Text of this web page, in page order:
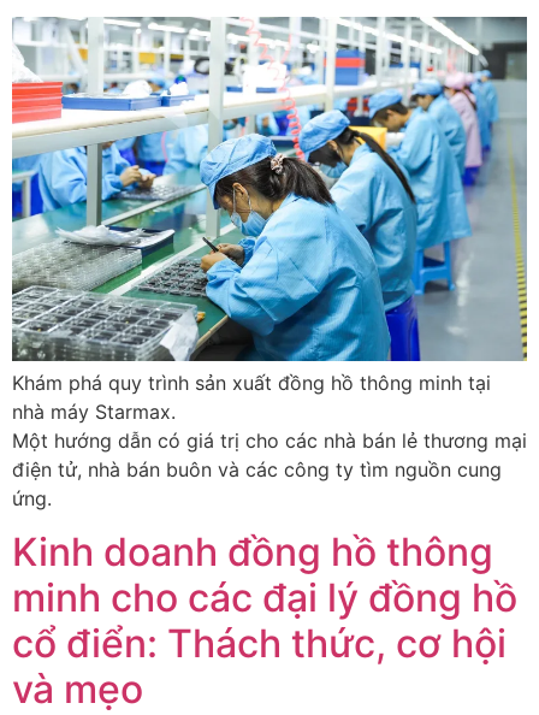
Khám phá quy trình sản xuất đồng hồ thông minh tại
nhà máy Starmax.
Một hướng dẫn có giá trị cho các nhà bán lẻ thương mại
điện tử, nhà bán buôn và các công ty tìm nguồn cung
ứng.
Kinh doanh đồng hồ thông
minh cho các đại lý đồng hồ
cổ điển: Thách thức, cơ hội
và mẹo